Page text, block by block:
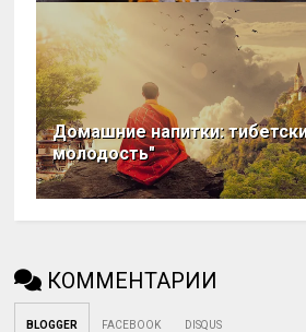
Домашние напитки:
молодость"
КОММЕНТАРИИ
BLOGGER FACEBOOK DISQUS